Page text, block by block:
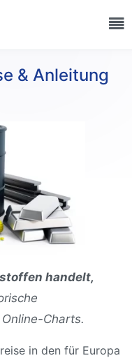
& Anleitung
handelt,
Charts.
in den für Europa